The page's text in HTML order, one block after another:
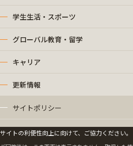
学生生活・スポーツ
グローバル教育・留学
キャリア
更新情報
サイトポリシー
プライバシーポリシー
サイトの利便性向上に向けて、ご協力ください。